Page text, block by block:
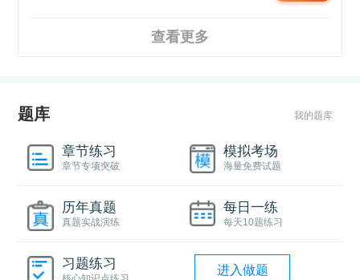
查看更多
题库 我的题库
章节练习
章节专项突破
模拟考场
海量免费试题
历年真题
真题实战演练
每日一练
每天10题练习
习题练习 进入做题